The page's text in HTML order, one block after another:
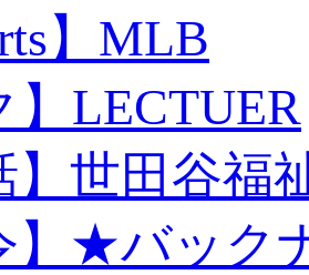
】MLB
】LECTUER
】世田谷福
】★バック